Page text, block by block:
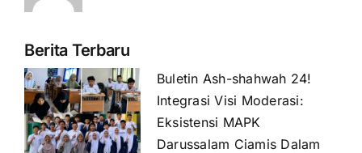
Berita Terbaru
Buletin Ash-shahwah 24!
Integrasi Visi Moderasi:
Eksistensi MAPK
Darussalam Ciamis Dalam